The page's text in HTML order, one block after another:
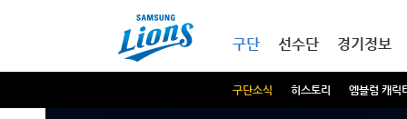
구단
구단소식 히스토리 엠블럼 캐릭
선수단 경기정보